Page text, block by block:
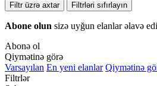
Filtr üzrə axtar Filtrləri sıfırlayın
Abone olun sizə uyğun elanlar əlavə
Abonə ol
Qiymətinə görə
Varsayılan En yeni elanlar Qiymətinə
Filtrlər